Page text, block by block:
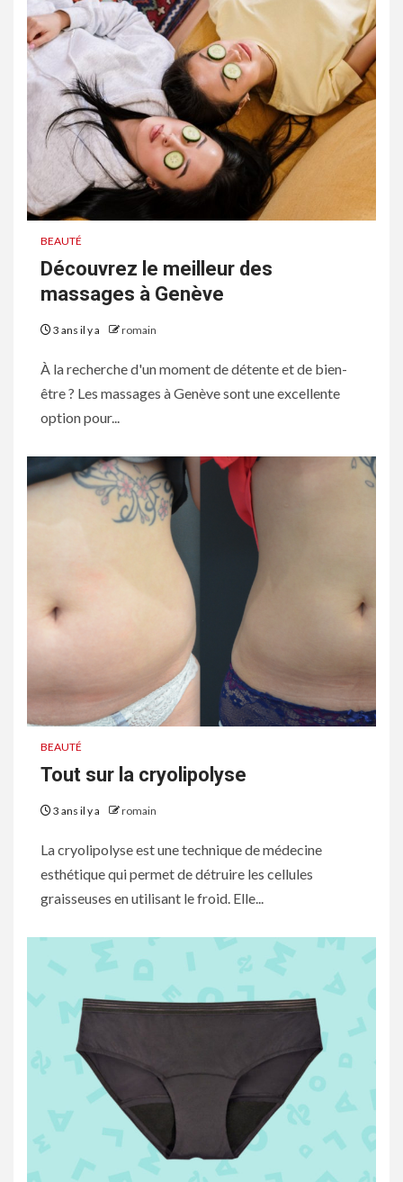
BEAUTÉ
Découvrez le meilleur des
massages à Genève
3 ans il y a romain
À la recherche d'un moment de détente et de bien-
être ? Les massages à Genève sont une excellente
option pour...
BEAUTÉ
Tout sur la cryolipolyse
3 ans il y a romain
La cryolipolyse est une technique de médecine
esthétique qui permet de détruire les cellules
graisseuses en utilisant le froid. Elle...